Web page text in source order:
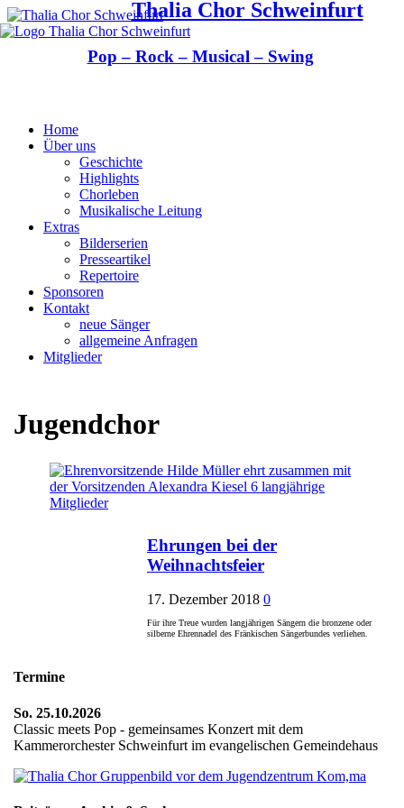
Thalia Chor Schweinfurt
Pop – Rock – Musical – Swing
Home
Über uns
Geschichte
Highlights
Chorleben
Musikalische Leitung
Extras
Bilderserien
Presseartikel
Repertoire
Sponsoren
Kontakt
neue Sänger
allgemeine Anfragen
Mitglieder
Jugendchor
Ehrungen bei der
Weihnachtsfeier
17. Dezember 2018 0
Für ihre Treue wurden langjährigen Sängern die bronzene oder
silberne Ehrennadel des Fränkischen Sängerbundes verliehen.
Termine
So. 25.10.2026
Classic meets Pop - gemeinsames Konzert mit dem
Kammerorchester Schweinfurt im evangelischen Gemeindehaus